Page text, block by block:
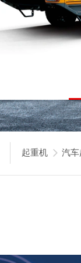
起重机 汽